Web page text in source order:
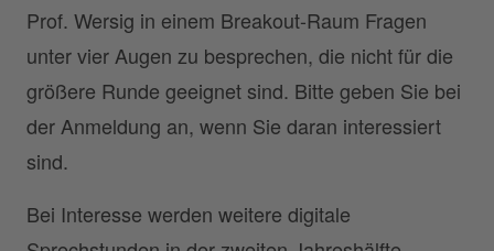
Prof. Wersig in einem Breakout-Raum Fragen
unter vier Augen zu besprechen, die nicht für die
größere Runde geeignet sind. Bitte geben Sie bei
der Anmeldung an, wenn Sie daran interessiert
sind.
Bei Interesse werden weitere digitale